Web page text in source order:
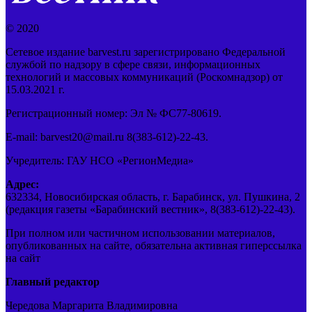
© 2020
Сетевое издание barvest.ru зарегистрировано Федеральной
службой по надзору в сфере связи, информационных
технологий и массовых коммуникаций (Роскомнадзор) от
15.03.2021 г.
Регистрационный номер: Эл № ФС77-80619.
E-mail: barvest20@mail.ru 8(383-612)-22-43.
Учредитель: ГАУ НСО «РегионМедиа»
Адрес:
632334, Новосибирская область, г. Барабинск, ул. Пушкина, 2
(редакция газеты «Барабинский вестник», 8(383-612)-22-43).
При полном или частичном использовании материалов,
опубликованных на сайте, обязательна активная гиперссылка
на сайт
Главный редактор
Чередова Маргарита Владимировна